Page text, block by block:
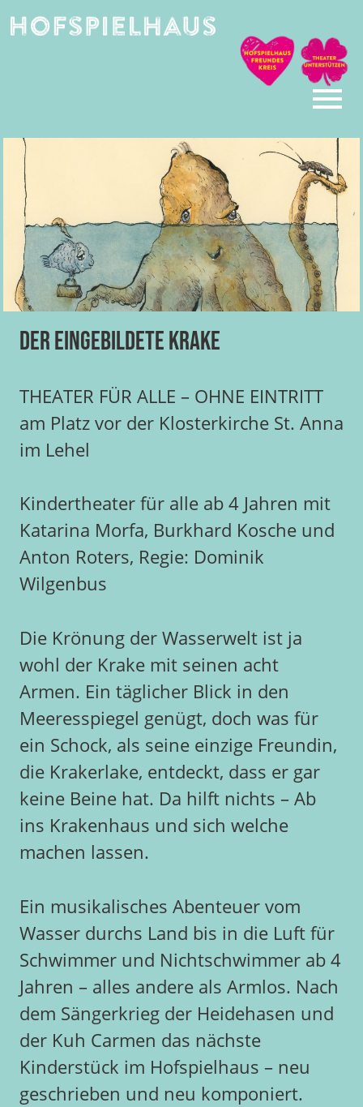
Der eingebildete Krake
THEATER FÜR ALLE – OHNE EINTRITT
am Platz vor der Klosterkirche St. Anna
im Lehel
Kindertheater für alle ab 4 Jahren mit
Katarina Morfa, Burkhard Kosche und
Anton Roters, Regie: Dominik
Wilgenbus
Die Krönung der Wasserwelt ist ja
wohl der Krake mit seinen acht
Armen. Ein täglicher Blick in den
Meeresspiegel genügt, doch was für
ein Schock, als seine einzige Freundin,
die Krakerlake, entdeckt, dass er gar
keine Beine hat. Da hilft nichts – Ab
ins Krakenhaus und sich welche
machen lassen.
Ein musikalisches Abenteuer vom
Wasser durchs Land bis in die Luft für
Schwimmer und Nichtschwimmer ab 4
Jahren – alles andere als Armlos. Nach
dem Sängerkrieg der Heidehasen und
der Kuh Carmen das nächste
Kinderstück im Hofspielhaus – neu
geschrieben und neu komponiert.